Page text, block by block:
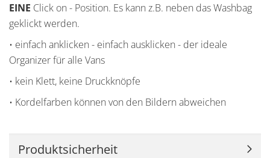
EINE Click on - Position. Es kann z.B. neben das Washbag
geklickt werden.
• einfach anklicken - einfach ausklicken - der ideale
Organizer für alle Vans
• kein Klett, keine Druckknöpfe
• Kordelfarben können von den Bildern abweichen
Produktsicherheit